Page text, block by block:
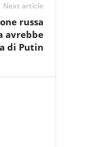
Next article
russa
avrebbe
di Putin